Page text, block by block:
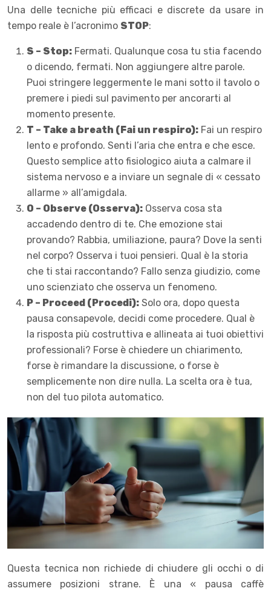
Una delle tecniche più efficaci e discrete da usare in
tempo reale è l’acronimo STOP:
S – Stop: Fermati. Qualunque cosa tu stia facendo
o dicendo, fermati. Non aggiungere altre parole.
Puoi stringere leggermente le mani sotto il tavolo o
premere i piedi sul pavimento per ancorarti al
momento presente.
T – Take a breath (Fai un respiro): Fai un respiro
lento e profondo. Senti l’aria che entra e che esce.
Questo semplice atto fisiologico aiuta a calmare il
sistema nervoso e a inviare un segnale di « cessato
allarme » all’amigdala.
O – Observe (Osserva): Osserva cosa sta
accadendo dentro di te. Che emozione stai
provando? Rabbia, umiliazione, paura? Dove la senti
nel corpo? Osserva i tuoi pensieri. Qual è la storia
che ti stai raccontando? Fallo senza giudizio, come
uno scienziato che osserva un fenomeno.
P – Proceed (Procedi): Solo ora, dopo questa
pausa consapevole, decidi come procedere. Qual è
la risposta più costruttiva e allineata ai tuoi obiettivi
professionali? Forse è chiedere un chiarimento,
forse è rimandare la discussione, o forse è
semplicemente non dire nulla. La scelta ora è tua,
non del tuo pilota automatico.
Questa tecnica non richiede di chiudere gli occhi o di
assumere posizioni strane. È una « pausa caffè